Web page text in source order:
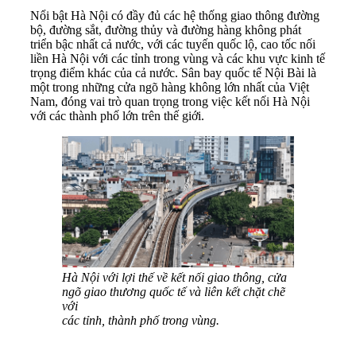
Nổi bật Hà Nội có đầy đủ các hệ thống giao thông đường
bộ, đường sắt, đường thủy và đường hàng không phát
triển bậc nhất cả nước, với các tuyến quốc lộ, cao tốc nối
liền Hà Nội với các tỉnh trong vùng và các khu vực kinh tế
trọng điểm khác của cả nước. Sân bay quốc tế Nội Bài là
một trong những cửa ngõ hàng không lớn nhất của Việt
Nam, đóng vai trò quan trọng trong việc kết nối Hà Nội
với các thành phố lớn trên thế giới.
Hà Nội với lợi thế về kết nối giao thông, cửa
ngõ giao thương quốc tế và liên kết chặt chẽ
với
các tỉnh, thành phố trong vùng.